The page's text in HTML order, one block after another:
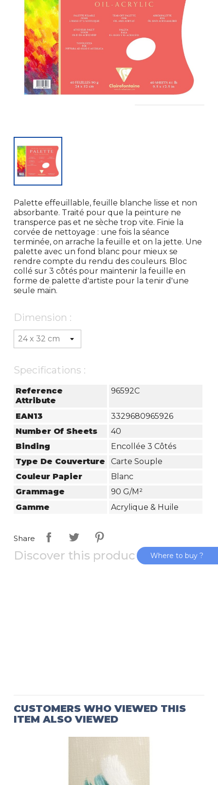
Palette effeuillable, feuille blanche lisse et non
absorbante. Traité pour que la peinture ne
transperce pas et ne sèche trop vite. Finie la
corvée de nettoyage : une fois la séance
terminée, on arrache la feuille et on la jette. Une
palette avec un fond blanc pour mieux se
rendre compte du rendu des couleurs. Bloc
collé sur 3 côtés pour maintenir la feuille en
forme de palette d'artiste pour la tenir d'une
seule main.
Dimension :
Specifications :
Reference
Attribute
96592C
EAN13
3329680965926
Number Of Sheets
40
Binding
Encollée 3 Côtés
Type De Couverture
Carte Souple
Couleur Papier
Blanc
Grammage
90 G/m²
Gamme
Acrylique & Huile
Share
Discover this product in video :
CUSTOMERS WHO VIEWED THIS
ITEM ALSO VIEWED
Where to buy ?